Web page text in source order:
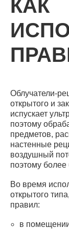
КАК
Облучатели-
открытого и
испускает
поэтому
предметов,
настенные
воздушный
поэтому
Во время
открытого
правил:
в